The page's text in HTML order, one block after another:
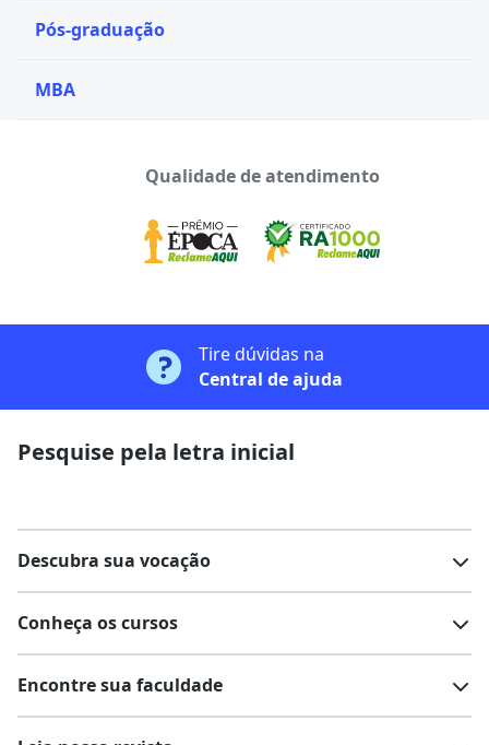
Pós-graduação
MBA
Qualidade de atendimento
Tire dúvidas na
Central de ajuda
Pesquise pela letra inicial
Descubra sua vocação
Conheça os cursos
Encontre sua faculdade